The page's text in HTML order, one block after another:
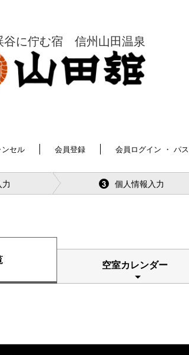
谷に佇む宿 信州山田温泉
セル 会員登録 会員ログイン ・ パ
3 個人情報入力
空室カレンダー